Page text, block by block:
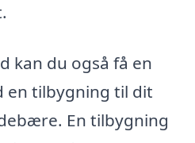
kan du også få en
en tilbygning til dit
En tilbygning